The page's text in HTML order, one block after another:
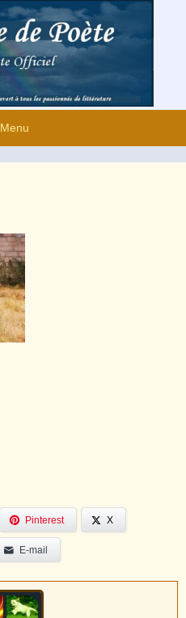
Menu
Pinterest X
E-mail